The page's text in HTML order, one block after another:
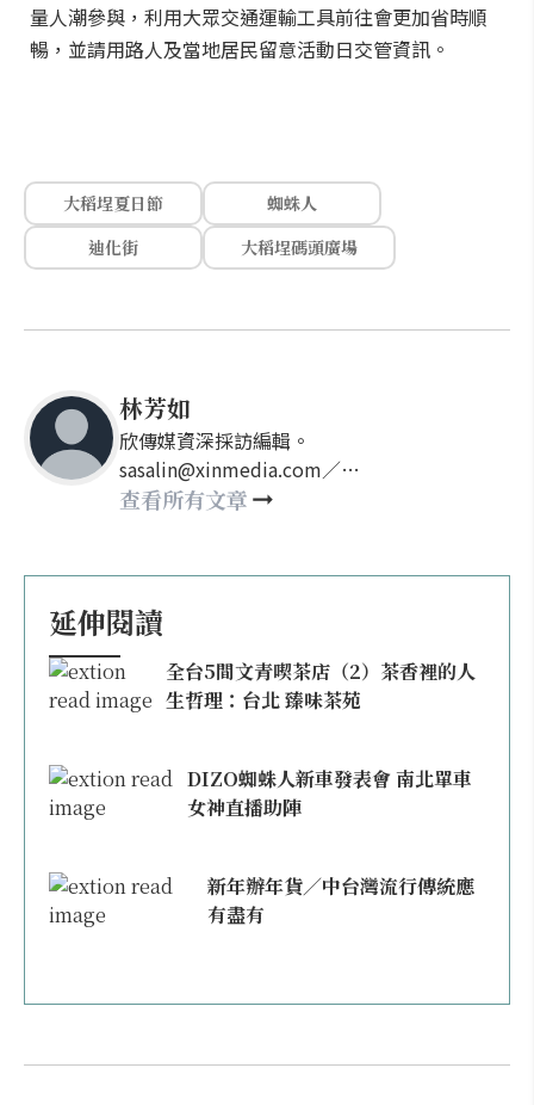
量人潮參與，利用大眾交通運輸工具前往會更加省時順
暢，並請用路人及當地居民留意活動日交管資訊。
大稻埕夏日節
蜘蛛人
迪化街
大稻埕碼頭廣場
林芳如
欣傳媒資深採訪編輯。
sasalin@xinmedia.com／
happy21917@gmail.com
查看所有文章
延伸閱讀
全台5間文青喫茶店（2）茶香裡的人
生哲理：台北 臻味茶苑
DIZO蜘蛛人新車發表會 南北單車
女神直播助陣
新年辦年貨／中台灣流行傳統應
有盡有